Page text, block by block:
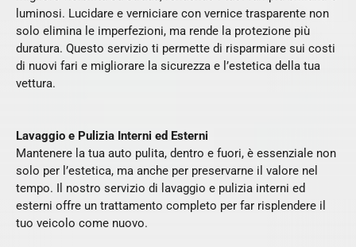
luminosi. Lucidare e verniciare con vernice trasparente non
solo elimina le imperfezioni, ma rende la protezione più
duratura. Questo servizio ti permette di risparmiare sui costi
di nuovi fari e migliorare la sicurezza e l’estetica della tua
vettura.
Lavaggio e Pulizia Interni ed Esterni
Mantenere la tua auto pulita, dentro e fuori, è essenziale non
solo per l’estetica, ma anche per preservarne il valore nel
tempo. Il nostro servizio di lavaggio e pulizia interni ed
esterni offre un trattamento completo per far risplendere il
tuo veicolo come nuovo.